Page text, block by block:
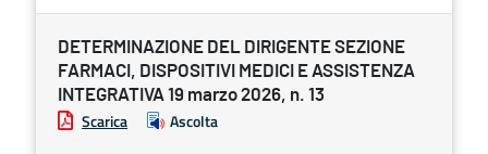
DETERMINAZIONE DEL DIRIGENTE SEZIONE
FARMACI, DISPOSITIVI MEDICI E ASSISTENZA
INTEGRATIVA 19 marzo 2026, n. 13
Scarica Ascolta